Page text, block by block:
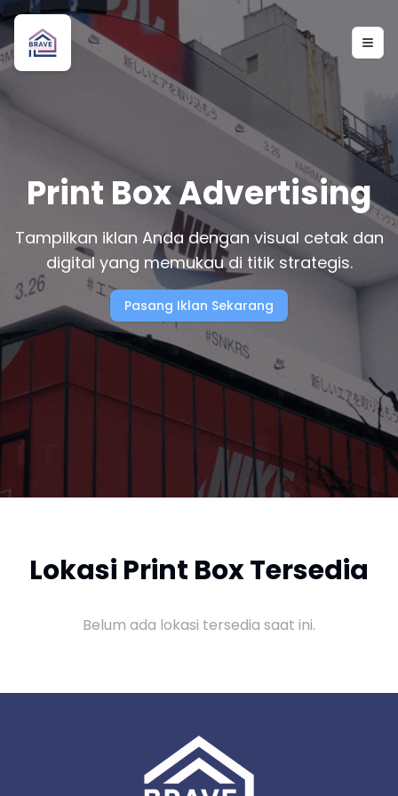
Print Box Advertising
Tampilkan iklan Anda dengan visual cetak dan
digital yang memukau di titik strategis.
Pasang Iklan Sekarang
Lokasi Print Box Tersedia
Belum ada lokasi tersedia saat ini.